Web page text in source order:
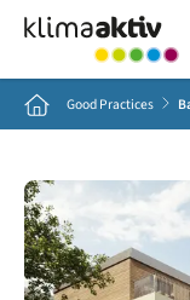
Home Good Practices